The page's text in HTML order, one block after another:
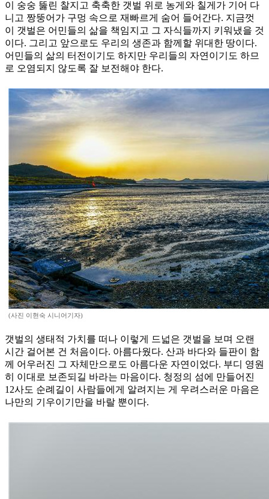
이 숭숭 뚫린 찰지고 축축한 갯벌 위로 농게와 칠게가 기어 다
니고 짱뚱어가 구멍 속으로 재빠르게 숨어 들어간다. 지금껏
이 갯벌은 어민들의 삶을 책임지고 그 자식들까지 키워냈을 것
이다. 그리고 앞으로도 우리의 생존과 함께할 위대한 땅이다.
어민들의 삶의 터전이기도 하지만 우리들의 자연이기도 하므
로 오염되지 않도록 잘 보전해야 한다.
(사진 이현숙 시니어기자)
갯벌의 생태적 가치를 떠나 이렇게 드넓은 갯벌을 보며 오랜
시간 걸어본 건 처음이다. 아름다웠다. 산과 바다와 들판이 함
께 어우러진 그 자체만으로도 아름다운 자연이었다. 부디 영원
히 이대로 보존되길 바라는 마음이다. 청정의 섬에 만들어진
12사도 순례길이 사람들에게 알려지는 게 우려스러운 마음은
나만의 기우이기만을 바랄 뿐이다.